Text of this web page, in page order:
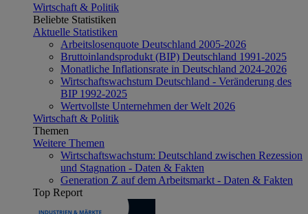
Wirtschaft & Politik
Beliebte Statistiken
Aktuelle Statistiken
Arbeitslosenquote Deutschland 2005-2026
Bruttoinlandsprodukt (BIP) Deutschland 1991-2025
Monatliche Inflationsrate in Deutschland 2024-2026
Wirtschaftswachstum Deutschland - Veränderung des
BIP 1992-2025
Wertvollste Unternehmen der Welt 2026
Wirtschaft & Politik
Themen
Weitere Themen
Wirtschaftswachstum: Deutschland zwischen Rezession
und Stagnation - Daten & Fakten
Generation Z auf dem Arbeitsmarkt - Daten & Fakten
Top Report